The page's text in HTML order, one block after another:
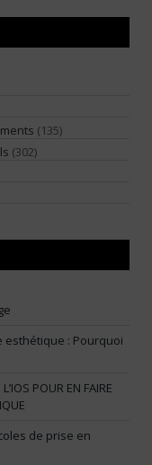
(135)
(302)
esthétique : Pourquoi
POUR EN FAIRE
de prise en